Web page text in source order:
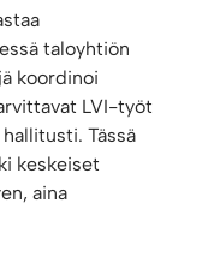
taloyhtiön
koordinoi
LVI-työt
Tässä
keskeiset
aina